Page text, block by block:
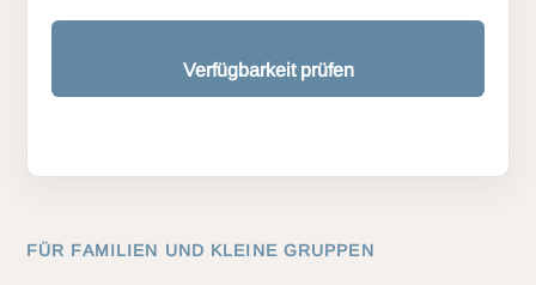
Verfügbarkeit prüfen
FÜR FAMILIEN UND KLEINE GRUPPEN